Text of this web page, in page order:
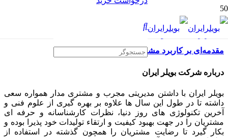
مقدمه‌ای بر کاربرد مشعل دوگانه
درباره شرکت بویلر ایران
بویلر ایران با داشتن مدیریتی مجرب و مشتری مدار همواره سعی
داشته تا در طول این سال ها علاوه بر بهره گیری از علوم فنی و
آخرین تکنولوژی های روز دنیا، نظرات کارشناسانه و حرفه ای
مشتریان را در جهت بهبود کیفیت و ارتقاء تولیدات خود پذیرا بوده و
بکار گیرد تا رضایت مشتریان را همچون گذشته در استفاده از